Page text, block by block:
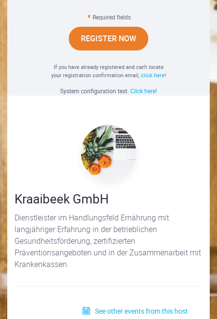
Required fields
REGISTER NOW
If you have already registered and can't locate
your registration confirmation email, click here!
System configuration test. Click here!
Kraaibeek GmbH
Dienstleister im Handlungsfeld Ernährung mit
langjähriger Erfahrung in der betrieblichen
Gesundheitsförderung, zertifizierten
Präventionsangeboten und in der Zusammenarbeit mit
Krankenkassen.
See other events from this host